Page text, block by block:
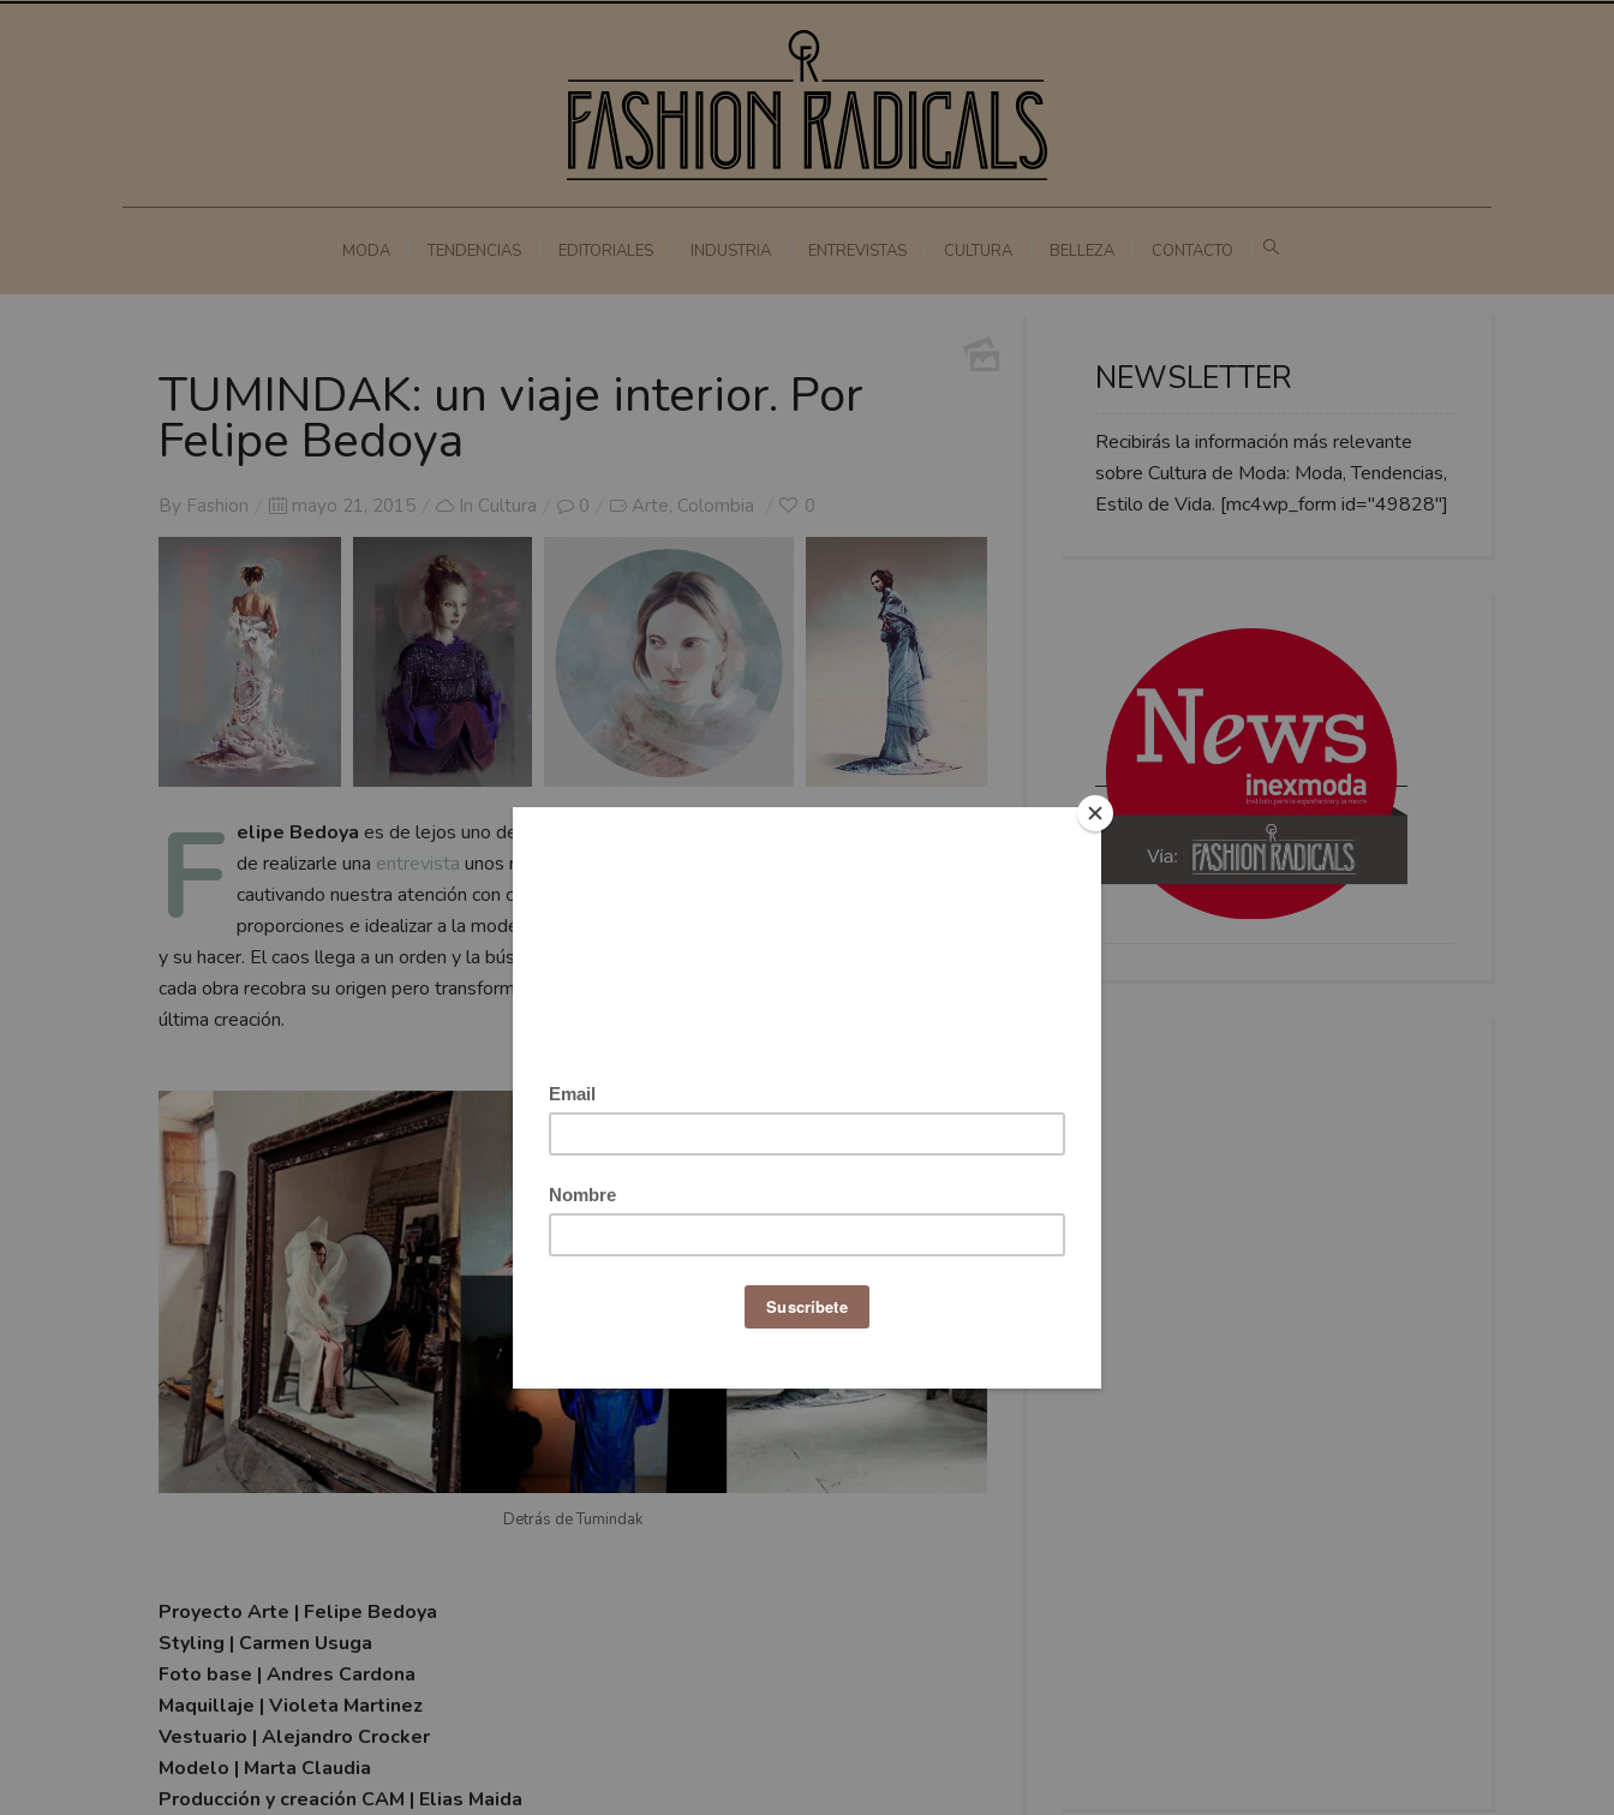
MODA TENDENCIAS EDITORIALES INDUSTRIA ENTREVISTAS CULTURA BELLEZA CONTACTO
TUMINDAK: un viaje interior. Por
Felipe Bedoya
By Fashion
Posted
on
mayo 21, 2015 In Cultura 0 Arte, Colombia 0
F elipe Bedoya es de lejos uno de los artistas más Radicals que hemos conocido, después
de realizarle una entrevista unos meses atrás, este
cautivando nuestra atención con cada uno de sus proyectos creativos donde deformar
proporciones e idealizar a la modelo son la excusa para generar una conexión entre su ser
y su hacer. El caos llega a un orden y la búsqueda llega a un estado infinitamente creativo donde
cada obra recobra su origen pero transformada de tal manera que es otra. Descubre Tuminak su
última creación.
Detrás de Tumindak
Proyecto Arte | Felipe Bedoya
Styling | Carmen Usuga
Foto base | Andres Cardona
Maquillaje | Violeta Martinez
Vestuario | Alejandro Crocker
Modelo | Marta Claudia
Producción y creación CAM | Elias Maida
NEWSLETTER
Recibirás la información más relevante
sobre Cultura de Moda: Moda, Tendencias,
Estilo de Vida. [mc4wp_form id="49828"]